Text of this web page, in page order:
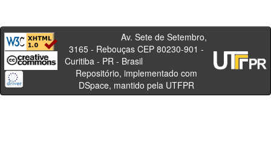
Av. Sete de Setembro,
3165 - Rebouças CEP 80230-901 -
Curitiba - PR - Brasil
Repositório, implementado com
DSpace, mantido pela UTFPR